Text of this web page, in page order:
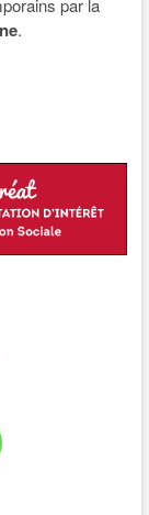
par la
.